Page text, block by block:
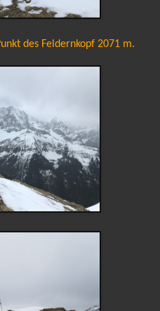
des Feldernkopf 2071 m.